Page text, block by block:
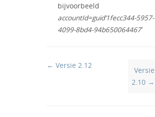
bijvoorbeeld
accountId=guid’1fecc344-5957-
4099-8bd4-94b650064467′
Doc
← Versie 2.12
Versie
2.10 →